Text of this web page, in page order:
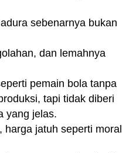
sebenarnya bukan
dan lemahnya
pemain bola tanpa
tapi tidak diberi
yang jelas.
jatuh seperti moral